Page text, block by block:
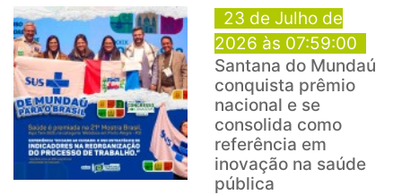
23 de Julho de
2026 às 07:59:00
Santana do Mundaú
conquista prêmio
nacional e se
consolida como
referência em
inovação na saúde
pública